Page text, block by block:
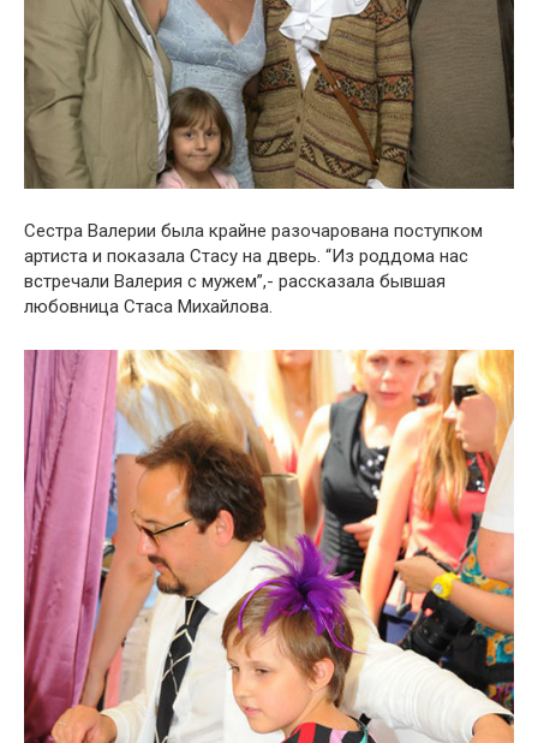
Сестра Валерии была крайне разочарована поступком
артиста и показала Стасу на дверь. “Из роддома нас
встречали Валерия с мужем”,- рассказала бывшая
любовница Стаса Михайлова.